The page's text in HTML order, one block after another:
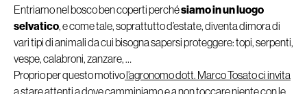
Entriamo nel bosco ben coperti perchésiamo in un luogo
selvatico, e come tale, soprattutto d’estate, diventa dimora di
vari tipi di animali da cui bisogna sapersi proteggere: topi, serpenti,
vespe, calabroni, zanzare, …
Proprio per questo motivol’agronomo dott. Marco Tosato ci invita